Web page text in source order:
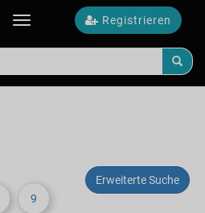
Registrieren
Toggle
Erweiterte Suche
9